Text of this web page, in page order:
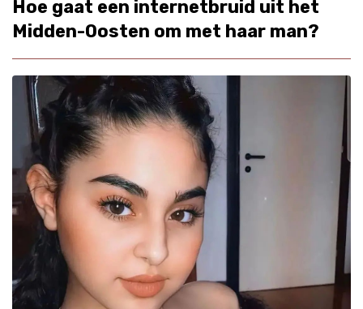
Hoe gaat een internetbruid uit het
Midden-Oosten om met haar man?